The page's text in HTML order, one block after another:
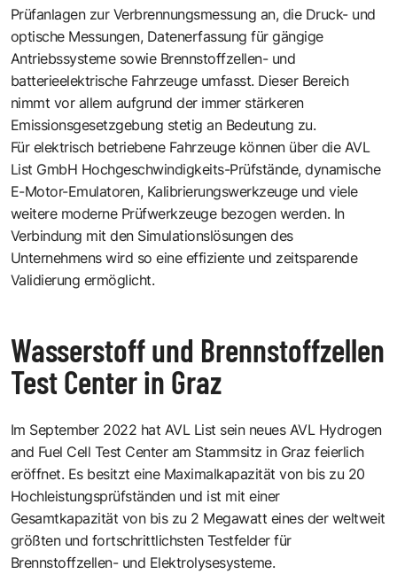
Prüfanlagen zur Verbrennungsmessung an, die Druck- und
optische Messungen, Datenerfassung für gängige
Antriebssysteme sowie Brennstoffzellen- und
batterieelektrische Fahrzeuge umfasst. Dieser Bereich
nimmt vor allem aufgrund der immer stärkeren
Emissionsgesetzgebung stetig an Bedeutung zu.
Für elektrisch betriebene Fahrzeuge können über die AVL
List GmbH Hochgeschwindigkeits-Prüfstände, dynamische
E-Motor-Emulatoren, Kalibrierungswerkzeuge und viele
weitere moderne Prüfwerkzeuge bezogen werden. In
Verbindung mit den Simulationslösungen des
Unternehmens wird so eine effiziente und zeitsparende
Validierung ermöglicht.
Wasserstoff und Brennstoffzellen
Test Center in Graz
Im September 2022 hat AVL List sein neues AVL Hydrogen
and Fuel Cell Test Center am Stammsitz in Graz feierlich
eröffnet. Es besitzt eine Maximalkapazität von bis zu 20
Hochleistungsprüfständen und ist mit einer
Gesamtkapazität von bis zu 2 Megawatt eines der weltweit
größten und fortschrittlichsten Testfelder für
Brennstoffzellen- und Elektrolysesysteme.